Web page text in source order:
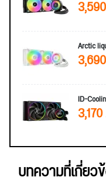
Arctic
ID-
บทความที่เกี่ยว